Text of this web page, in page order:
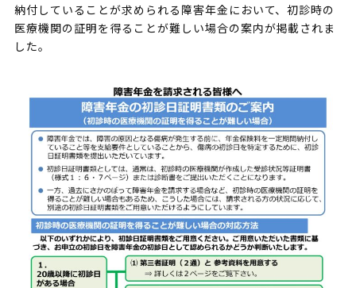
納付していることが求められる障害年金において、初診時の
医療機関の証明を得ることが難しい場合の案内が掲載されま
した。